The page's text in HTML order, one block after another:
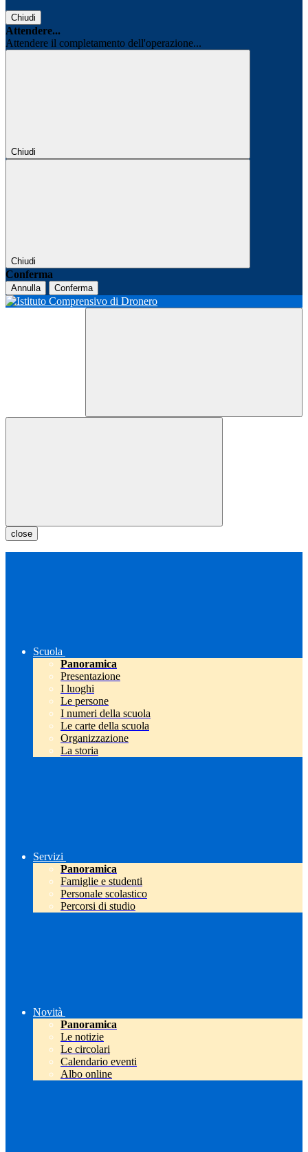
Chiudi
Attendere...
Attendere il completamento dell'operazione...
Chiudi
Chiudi
Conferma
Annulla Conferma
close
Scuola
Panoramica
Presentazione
I luoghi
Le persone
I numeri della scuola
Le carte della scuola
Organizzazione
La storia
Servizi
Panoramica
Famiglie e studenti
Personale scolastico
Percorsi di studio
Novità
Panoramica
Le notizie
Le circolari
Calendario eventi
Albo online